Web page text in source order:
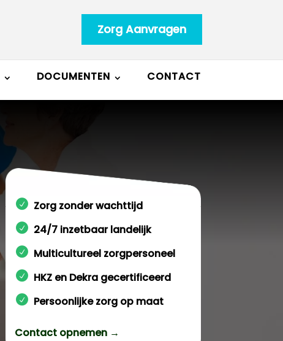
Zorg Aanvragen
DOCUMENTEN CONTACT
Zorg zonder wachttijd
24/7 inzetbaar landelijk
Multicultureel zorgpersoneel
HKZ en Dekra gecertificeerd
Persoonlijke zorg op maat
Contact opnemen →